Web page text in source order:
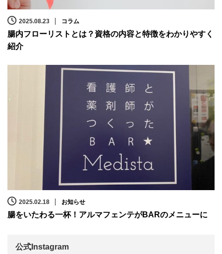
2025.08.23 コラム
腸内フローリストとは？資格の内容と特徴をわかりやすく
紹介
2025.02.18 お知らせ
腸をいたわる一杯！アルマフェンテがBARのメニューに
公式Instagram